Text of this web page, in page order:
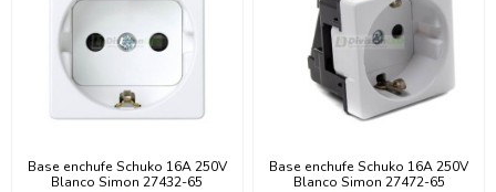
Base enchufe Schuko 16A 250V
Blanco Simon 27432-65
Base enchufe Schuko 16A 250V
Blanco Simon 27472-65